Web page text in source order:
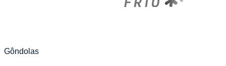
Gôndolas